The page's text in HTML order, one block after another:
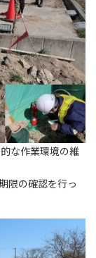
な作業環境の維
限の確認を行っ